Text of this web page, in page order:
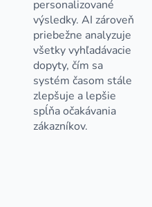
personalizované
výsledky. AI zároveň
priebežne analyzuje
všetky vyhľadávacie
dopyty, čím sa
systém časom stále
zlepšuje a lepšie
spĺňa očakávania
zákazníkov.